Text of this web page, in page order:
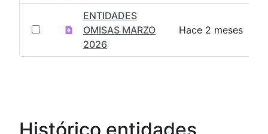
ENTIDADES
OMISAS MARZO
2026
Hace 2 meses